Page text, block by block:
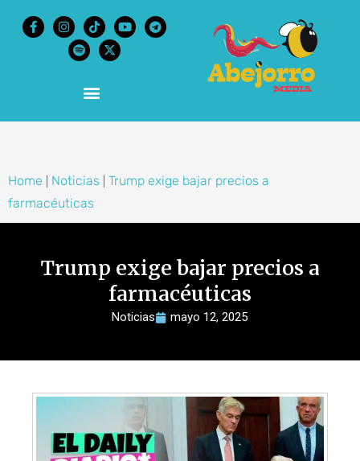
Home Noticias
Trump exige bajar precios a
farmacéuticas
Trump exige bajar precios a
farmacéuticas
Noticias mayo 12, 2025